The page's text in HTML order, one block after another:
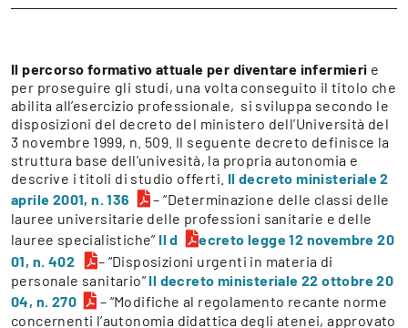
Il percorso formativo attuale per diventare infermieri e
per proseguire gli studi, una volta conseguito il titolo che
abilita all’esercizio professionale, si sviluppa secondo le
disposizioni del decreto del ministero dell’Università del
3 novembre 1999, n. 509. Il seguente decreto definisce la
struttura base dell’univesità, la propria autonomia e
descrive i titoli di studio offerti. Il decreto ministeriale 2
aprile 2001, n. 136
– “Determinazione delle classi delle
lauree universitarie delle professioni sanitarie e delle
lauree specialistiche” Il d
ecreto legge 12 novembre 20
01, n. 402
– “Disposizioni urgenti in materia di
personale sanitario” Il decreto ministeriale 22 ottobre 20
04, n. 270
– “Modifiche al regolamento recante norme
concernenti l’autonomia didattica degli atenei, approvato